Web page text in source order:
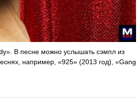
В песне можно услышать сэмпл из
например, «925» (2013 год), «Gang